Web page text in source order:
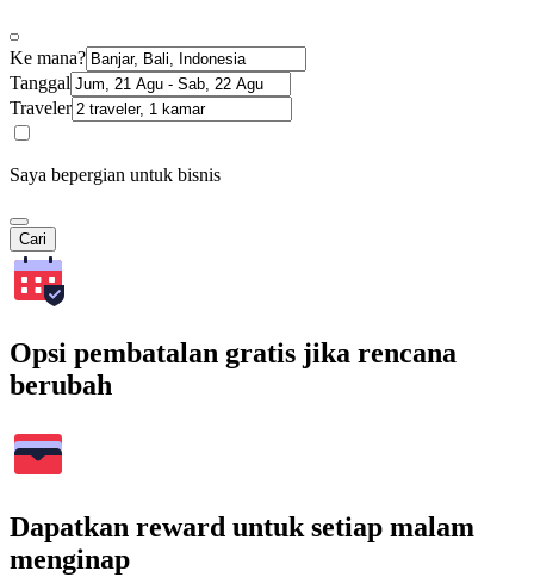
Ke mana?
Tanggal
Traveler
Saya bepergian untuk bisnis
Cari
Opsi pembatalan gratis jika rencana
berubah
Dapatkan reward untuk setiap malam
menginap